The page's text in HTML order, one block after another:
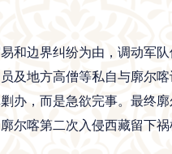
和边界纠纷为由，调动军
及地方高僧等私自与廓尔
办，而是急欲完事。最终
尔喀第二次入侵西藏留下祸